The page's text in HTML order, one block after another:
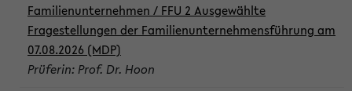
Familienunternehmen / FFU 2 Ausgewählte
Fragestellungen der Familienunternehmensführung am
07.08.2026 (MDP)
Prüferin: Prof. Dr. Hoon